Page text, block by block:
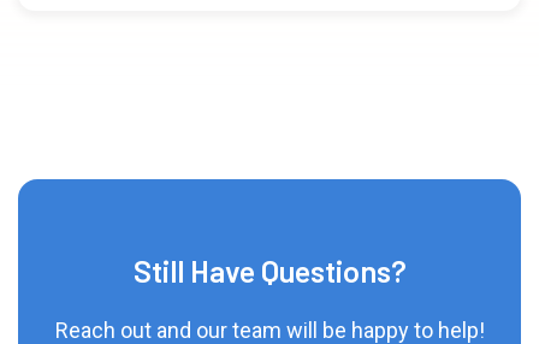
Still Have Questions?
Reach out and our team will be happy to help!